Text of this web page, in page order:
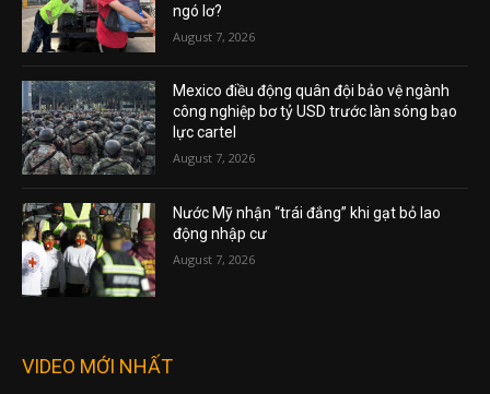
ngó lơ?
August 7, 2026
Mexico điều động quân đội bảo vệ ngành
công nghiệp bơ tỷ USD trước làn sóng bạo
lực cartel
August 7, 2026
Nước Mỹ nhận “trái đắng” khi gạt bỏ lao
động nhập cư
August 7, 2026
VIDEO MỚI NHẤT